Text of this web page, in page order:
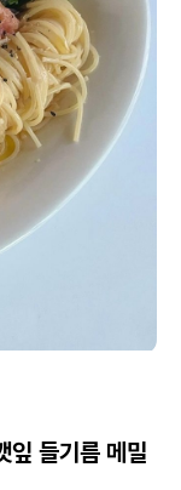
잎 들기름 메밀